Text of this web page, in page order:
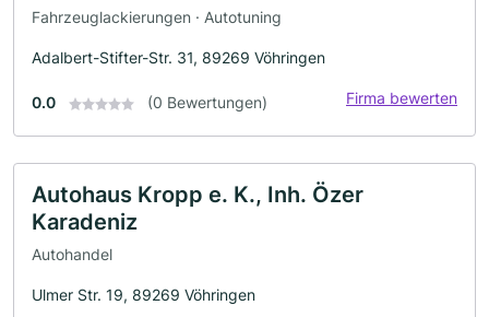
Fahrzeuglackierungen · Autotuning
Adalbert-Stifter-Str. 31, 89269 Vöhringen
0.0 (0 Bewertungen) Firma bewerten
Autohaus Kropp e. K., Inh. Özer
Karadeniz
Autohandel
Ulmer Str. 19, 89269 Vöhringen